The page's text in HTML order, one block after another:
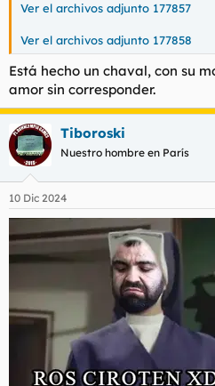
Ver el archivos adjunto 177857
Ver el archivos adjunto 177858
Está hecho un chaval, con su
amor sin corresponder.
Tiboroski
Nuestro hombre en París
10 Dic 2024